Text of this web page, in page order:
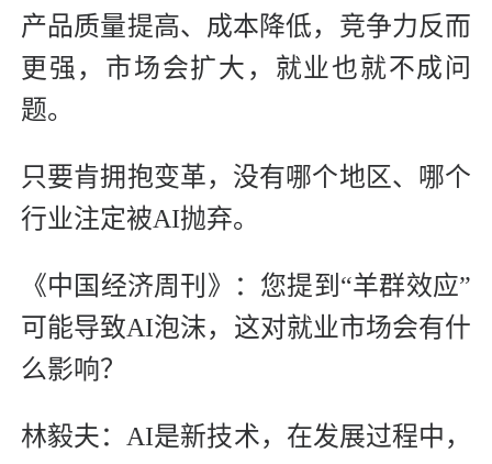
产品质量提高、成本降低，竞争力反而
更强，市场会扩大，就业也就不成问
题。
只要肯拥抱变革，没有哪个地区、哪个
行业注定被AI抛弃。
《中国经济周刊》：您提到“羊群效应”
可能导致AI泡沫，这对就业市场会有什
么影响？
林毅夫：AI是新技术，在发展过程中，